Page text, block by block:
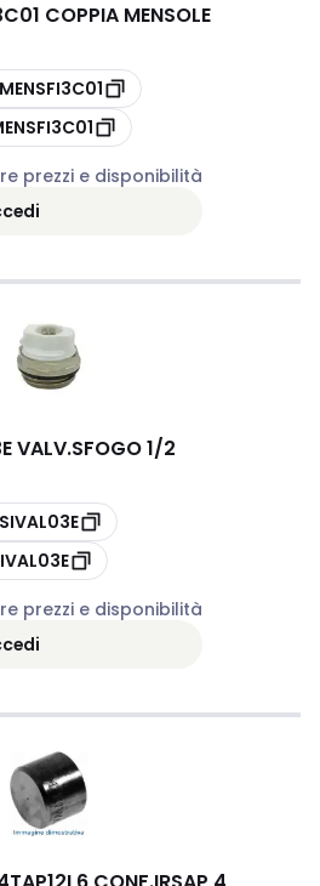
COPPIA MENSOLE
prezzi e disponibilità
VALV.SFOGO 1/2
prezzi e disponibilità